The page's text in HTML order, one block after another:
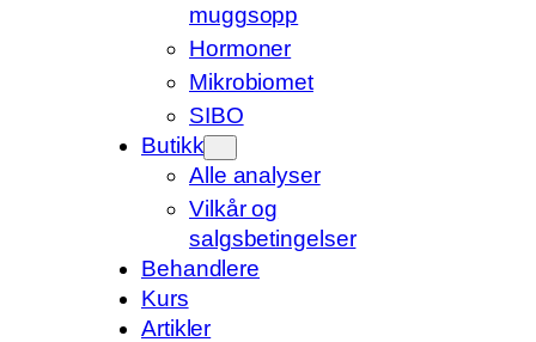
muggsopp
Hormoner
Mikrobiomet
SIBO
Butikk
Alle analyser
Vilkår og
salgsbetingelser
Behandlere
Kurs
Artikler